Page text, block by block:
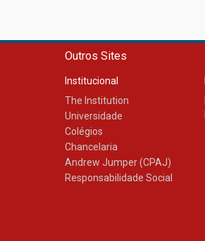
Outros Sites
Institucional
The Institution
Universidade
Colégios
Chancelaria
Andrew Jumper (CPAJ)
Responsabilidade Social